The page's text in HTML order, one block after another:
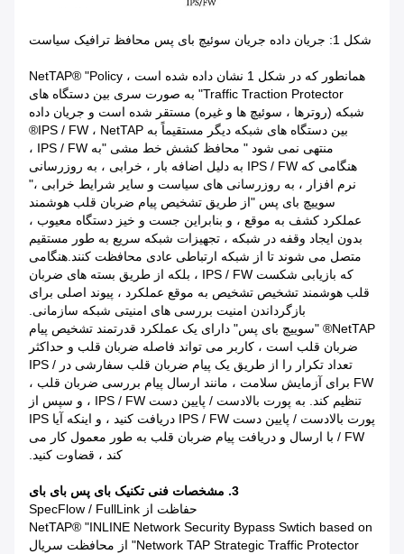
شکل 1: جریان داده جریان سوئیچ بای پس محافظ ترافیک سیاست
همانطور که در شکل 1 نشان داده شده است ، NetTAP® "Policy
Traffic Traction Protector" به صورت سری بین دستگاه های
شبکه (روترها ، سوئیچ ها و غیره) مستقر شده است و جریان داده
بین دستگاه های شبکه دیگر مستقیماً به IPS / FW ، NetTAP®
منتهی نمی شود " محافظ کشش خط مشی "به IPS / FW ،
هنگامی که IPS / FW به دلیل اضافه بار ، خرابی ، به روزرسانی
نرم افزار ، به روزرسانی های سیاست و سایر شرایط خرابی ،"
سوییچ بای پس "از طریق تشخیص پیام ضربان قلب هوشمند
عملکرد کشف به موقع ، و بنابراین جست و خیز دستگاه معیوب ،
بدون ایجاد وقفه در شبکه ، تجهیزات شبکه سریع به طور مستقیم
متصل می شوند تا از شبکه ارتباطی عادی محافظت کنند.هنگامی
که بازیابی شکست IPS / FW ، بلکه از طریق بسته های ضربان
قلب هوشمند تشخیص تشخیص به موقع عملکرد ، پیوند اصلی برای
بازگرداندن امنیت بررسی های امنیتی شبکه سازمانی.
NetTAP® "سوییچ بای پس" دارای یک عملکرد قدرتمند تشخیص پیام
ضربان قلب است ، کاربر می تواند فاصله ضربان قلب و حداکثر
تعداد تکرار را از طریق یک پیام ضربان قلب سفارشی در IPS /
FW برای آزمایش سلامت ، مانند ارسال پیام بررسی ضربان قلب ،
تنظیم کند. به پورت بالادست / پایین دست IPS / FW ، و سپس از
پورت بالادست / پایین دست IPS / FW دریافت کنید ، و اینکه آیا IPS
/ FW با ارسال و دریافت پیام ضربان قلب به طور معمول کار می
کند ، قضاوت کنید.
3. مشخصات فنی تکنیک بای پس بای بای
حفاظت از SpecFlow / FullLink
NetTAP® "INLINE Network Security Bypass Swtich based on
Network TAP Strategic Traffic Protector" از محافظت سریال